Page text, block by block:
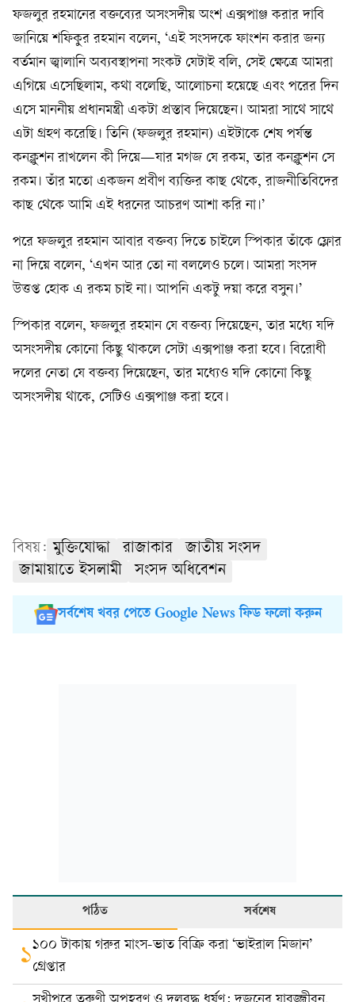
ফজলুর রহমানের বক্তব্যের অসংসদীয় অংশ এক্সপাঞ্জ করার দাবি
জানিয়ে শফিকুর রহমান বলেন, ‘এই সংসদকে ফাংশন করার জন্য
বর্তমান জ্বালানি অব্যবস্থাপনা সংকট যেটাই বলি, সেই ক্ষেত্রে আমরা
এগিয়ে এসেছিলাম, কথা বলেছি, আলোচনা হয়েছে এবং পরের দিন
এসে মাননীয় প্রধানমন্ত্রী একটা প্রস্তাব দিয়েছেন। আমরা সাথে সাথে
এটা গ্রহণ করেছি। তিনি (ফজলুর রহমান) এইটাকে শেষ পর্যন্ত
কনক্লুশন রাখলেন কী দিয়ে—যার মগজ যে রকম, তার কনক্লুশন সে
রকম। তাঁর মতো একজন প্রবীণ ব্যক্তির কাছ থেকে, রাজনীতিবিদের
কাছ থেকে আমি এই ধরনের আচরণ আশা করি না।’
পরে ফজলুর রহমান আবার বক্তব্য দিতে চাইলে স্পিকার তাঁকে ফ্লোর
না দিয়ে বলেন, ‘এখন আর তো না বললেও চলে। আমরা সংসদ
উত্তপ্ত হোক এ রকম চাই না। আপনি একটু দয়া করে বসুন।’
স্পিকার বলেন, ফজলুর রহমান যে বক্তব্য দিয়েছেন, তার মধ্যে যদি
অসংসদীয় কোনো কিছু থাকলে সেটা এক্সপাঞ্জ করা হবে। বিরোধী
দলের নেতা যে বক্তব্য দিয়েছেন, তার মধ্যেও যদি কোনো কিছু
অসংসদীয় থাকে, সেটিও এক্সপাঞ্জ করা হবে।
বিষয়: মুক্তিযোদ্ধা রাজাকার
জাতীয় সংসদ
জামায়াতে ইসলামী
সংসদ অধিবেশন
সর্বশেষ খবর পেতে Google News ফিড ফলো করুন
পঠিত সর্বশেষ
১১০০ টাকায় গরুর মাংস-ভাত বিক্রি করা ‘ভাইরাল মিজান’
গ্রেপ্তার